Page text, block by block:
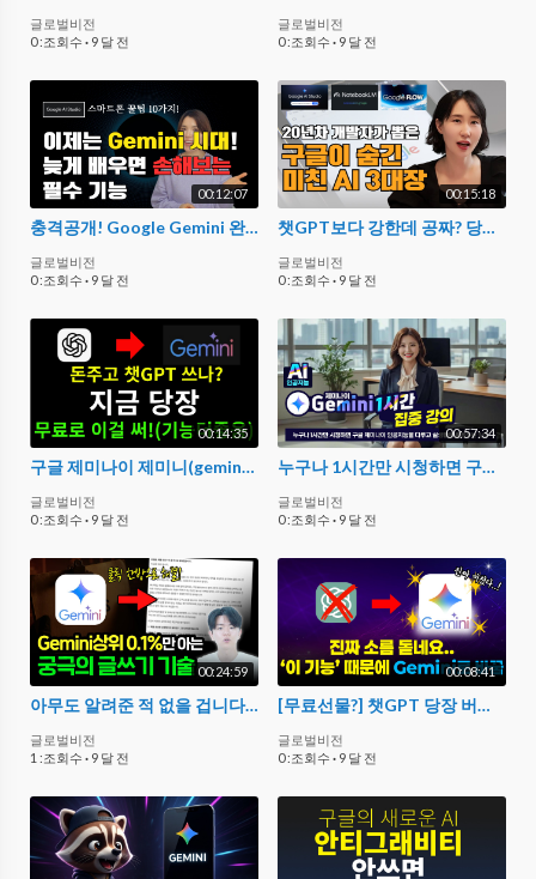
글로벌비전
0 :조회수 · 9 달 전
글로벌비전
0 :조회수 · 9 달 전
00:12:07
충격공개! Google Gemini 완벽정리 스마트폰으로 하는 실시간 AI 활용법 10가지 #Gemini #AI초보
글로벌비전
0 :조회수 · 9 달 전
00:15:18
챗GPT보다 강한데 공짜? 당신의 업무 능력을 100배 올려줄 무료 AI 도구 추천
글로벌비전
0 :조회수 · 9 달 전
00:14:35
구글 제미나이 제미니(gemini) 사용법 총정리/ 챗gpt 유료 해지하고 이걸로 하세요!가입방법 및 기능 다 알려드려요!
글로벌비전
0 :조회수 · 9 달 전
00:57:34
누구나 1시간만 시청하면 구글 제미나이 인공지능을 다루고 실생활에 활용하는 방법 _Master Google Gemini in 1 hour
글로벌비전
0 :조회수 · 9 달 전
00:24:59
아무도 알려준 적 없을 겁니다. 글쓰기를 위한 극강의 Gemini 활용법 모두 공개합니다.
글로벌비전
1 :조회수 · 9 달 전
00:08:41
[무료선물?] 챗GPT 당장 버리세요. 이제 Gemini로 하나로 끝납니다! 제미나이 10분만에 마스터 하기
글로벌비전
0 :조회수 · 9 달 전